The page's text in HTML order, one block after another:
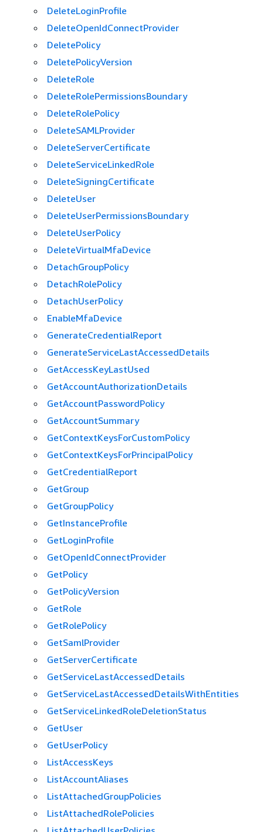
DeleteLoginProfile
DeleteOpenIdConnectProvider
DeletePolicy
DeletePolicyVersion
DeleteRole
DeleteRolePermissionsBoundary
DeleteRolePolicy
DeleteSAMLProvider
DeleteServerCertificate
DeleteServiceLinkedRole
DeleteSigningCertificate
DeleteUser
DeleteUserPermissionsBoundary
DeleteUserPolicy
DeleteVirtualMfaDevice
DetachGroupPolicy
DetachRolePolicy
DetachUserPolicy
EnableMfaDevice
GenerateCredentialReport
GenerateServiceLastAccessedDetails
GetAccessKeyLastUsed
GetAccountAuthorizationDetails
GetAccountPasswordPolicy
GetAccountSummary
GetContextKeysForCustomPolicy
GetContextKeysForPrincipalPolicy
GetCredentialReport
GetGroup
GetGroupPolicy
GetInstanceProfile
GetLoginProfile
GetOpenIdConnectProvider
GetPolicy
GetPolicyVersion
GetRole
GetRolePolicy
GetSamlProvider
GetServerCertificate
GetServiceLastAccessedDetails
GetServiceLastAccessedDetailsWithEntities
GetServiceLinkedRoleDeletionStatus
GetUser
GetUserPolicy
ListAccessKeys
ListAccountAliases
ListAttachedGroupPolicies
ListAttachedRolePolicies